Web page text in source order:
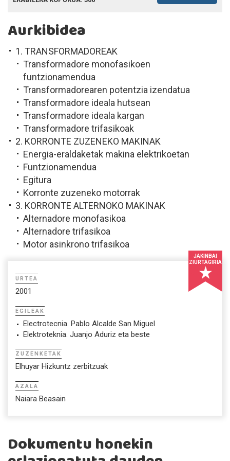
Aurkibidea
1. TRANSFORMADOREAK
Transformadore monofasikoen
funtzionamendua
Transformadorearen potentzia izendatua
Transformadore ideala hutsean
Transformadore ideala kargan
Transformadore trifasikoak
2. KORRONTE ZUZENEKO MAKINAK
Energia-eraldaketak makina elektrikoetan
Funtzionamendua
Egitura
Korronte zuzeneko motorrak
3. KORRONTE ALTERNOKO MAKINAK
Alternadore monofasikoa
Alternadore trifasikoa
Motor asinkrono trifasikoa
JAKINBAI
ZIURTAGIRIA
URTEA
2001
EGILEAK
Electrotecnia. Pablo Alcalde San Miguel
Elektroteknia. Juanjo Aduriz eta beste
ZUZENKETAK
Elhuyar Hizkuntz zerbitzuak
AZALA
Naiara Beasain
Dokumentu honekin